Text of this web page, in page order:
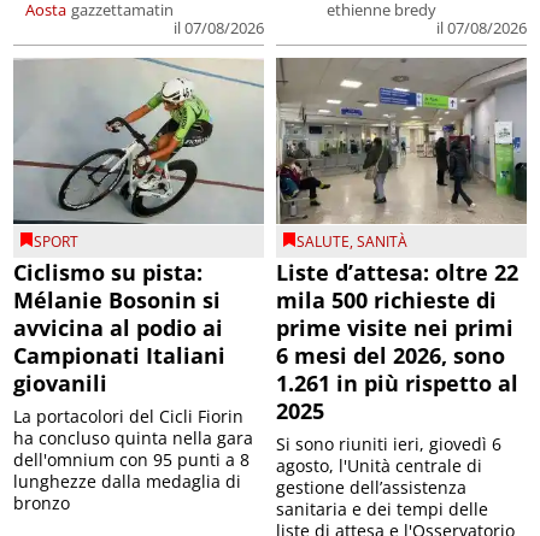
Aosta gazzettamatin
il 07/08/2026
ethienne bredy
il 07/08/2026
SPORT
Ciclismo su pista:
Mélanie Bosonin si
avvicina al podio ai
Campionati Italiani
giovanili
La portacolori del Cicli Fiorin
ha concluso quinta nella gara
dell'omnium con 95 punti a 8
lunghezze dalla medaglia di
bronzo
SALUTE,SANITÀ
Liste d’attesa: oltre 22
mila 500 richieste di
prime visite nei primi
6 mesi del 2026, sono
1.261 in più rispetto al
2025
Si sono riuniti ieri, giovedì 6
agosto, l'Unità centrale di
gestione dell’assistenza
sanitaria e dei tempi delle
liste di attesa e l'Osservatorio